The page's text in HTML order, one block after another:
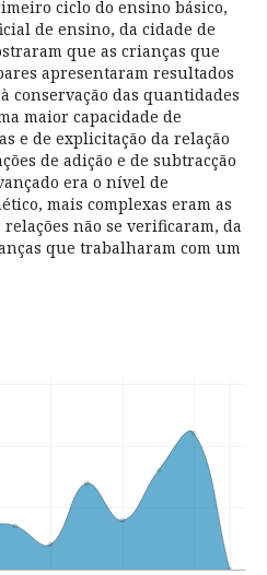
ciclo do ensino básico,
de ensino, da cidade de
que as crianças que
apresentaram resultados
conservação das quantidades
maior capacidade de
e de explicitação da relação
de adição e de subtracção
era o nível de
mais complexas eram as
não se verificaram, da
que trabalharam com um